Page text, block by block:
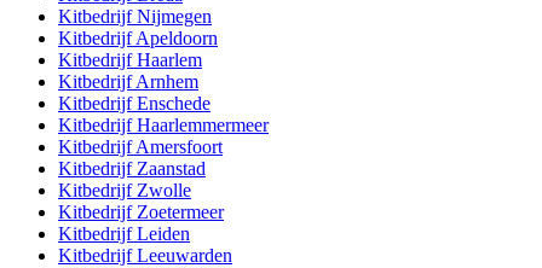
KitbedrijfNijmegen
KitbedrijfApeldoorn
KitbedrijfHaarlem
KitbedrijfArnhem
KitbedrijfEnschede
KitbedrijfHaarlemmermeer
KitbedrijfAmersfoort
Kitbedrijf Zaanstad
Kitbedrijf Zwolle
Kitbedrijf Zoetermeer
KitbedrijfLeiden
KitbedrijfLeeuwarden